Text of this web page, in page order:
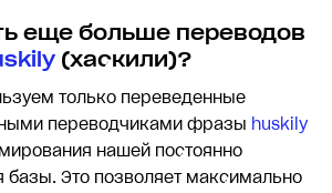
еще больше переводов
(хаскили)?
только переведенные
переводчиками фразы huskily
нашей постоянно
Это позволяет максимально